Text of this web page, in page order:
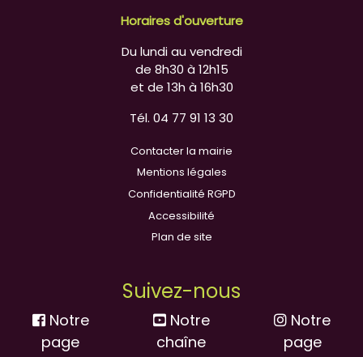
Horaires d'ouverture
Du lundi au vendredi
de 8h30 à 12h15
et de 13h à 16h30
Tél. 04 77 91 13 30
Contacter la mairie
Mentions légales
Confidentialité RGPD
Accessibilité
Plan de site
Suivez-nous
Notre
page
Notre
chaîne
Notre
page